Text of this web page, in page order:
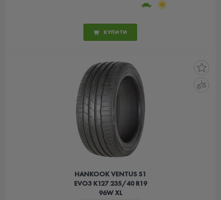
КУПИТИ
HANKOOK VENTUS S1
EVO3 K127 235/40 R19
96W XL